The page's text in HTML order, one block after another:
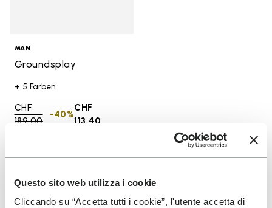
Questo sito web utilizza i cookie
Cliccando su “Accetta tutti i cookie”, l'utente accetta di
MAN
Groundsplay
+ 5 Farben
Price reduced from
CHF
189.00to
CHF
113.40
-40%